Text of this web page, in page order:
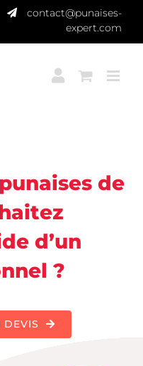
contact@punaises-
expert.com
de
d’un
?
DEVIS